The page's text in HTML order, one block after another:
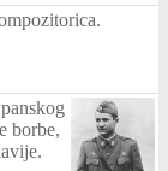
borbe,